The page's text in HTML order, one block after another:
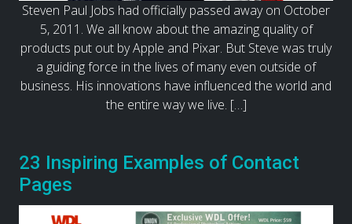
Steven Paul Jobs had officially passed away on October
5, 2011. We all know about the amazing quality of
products put out by Apple and Pixar. But Steve was truly
a guiding force in the lives of many even outside of
business. His innovations have influenced the world and
the entire way we live. […]
23 Inspiring Examples of Contact
Pages